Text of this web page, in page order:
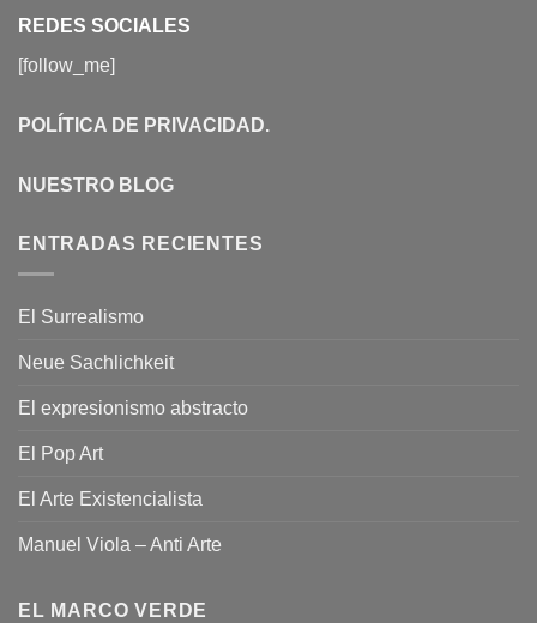
REDES SOCIALES
[follow_me]
POLÍTICA DE PRIVACIDAD.
NUESTRO BLOG
ENTRADAS RECIENTES
El Surrealismo
Neue Sachlichkeit
El expresionismo abstracto
El Pop Art
El Arte Existencialista
Manuel Viola – Anti Arte
EL MARCO VERDE